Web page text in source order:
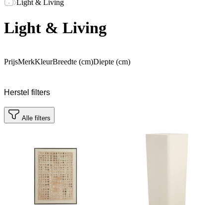
Light & Living
Light & Living
PrijsMerkKleurBreedte (cm)Diepte (cm)
Herstel filters
Alle filters